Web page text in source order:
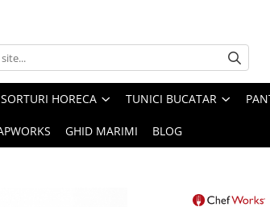
SORTURI HORECA TUNICI BUCATAR
GHID MARIMI BLOG